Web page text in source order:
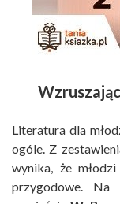
Literatura dla
ogóle. Z
wynika, że
przygodowe. Na